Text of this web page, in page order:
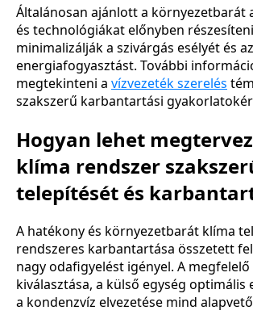
Általánosan ajánlott a környezetbarát
és technológiákat előnyben
minimalizálják a szivárgás esélyét és az
energiafogyasztást. További
megtekinteni a vízvezeték szerelés
szakszerű karbantartási
Hogyan lehet
klíma rendszer
telepítését és
A hatékony és környezetbarát klíma
rendszeres karbantartása összetett
nagy odafigyelést igényel. A megfelelő
kiválasztása, a külső egység optimális
a kondenzvíz elvezetése mind